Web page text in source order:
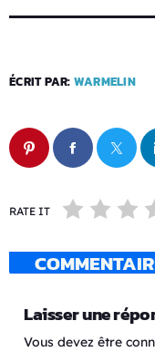
ÉCRIT PAR: WARMELIN
RATE IT
Laisser une
Vous devez être